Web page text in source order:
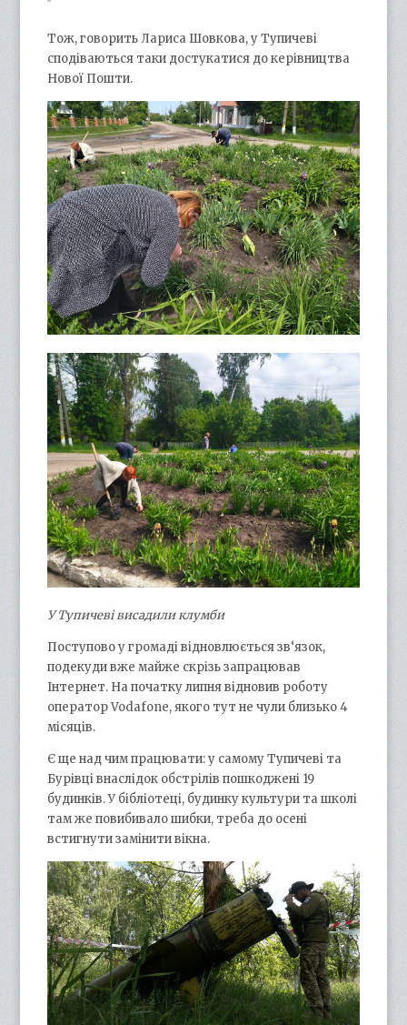
Тож, говорить Лариса Шовкова, у Тупичеві
сподіваються таки достукатися до керівництва
Нової Пошти.
У Тупичеві висадили клумби
Поступово у громаді відновлюється зв‘язок,
подекуди вже майже скрізь запрацював
Інтернет. На початку липня відновив роботу
оператор Vodafone, якого тут не чули близько 4
місяців.
Є ще над чим працювати: у самому Тупичеві та
Бурівці внаслідок обстрілів пошкоджені 19
будинків. У бібліотеці, будинку культури та школі
там же повибивало шибки, треба до осені
встигнути замінити вікна.